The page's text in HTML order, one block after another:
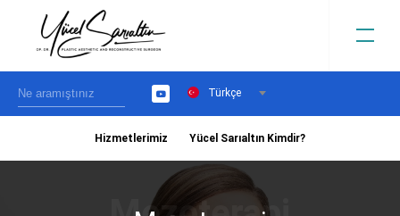
YouTubeTürkçe
Hizmetlerimiz Yücel Sarıaltın Kimdir?